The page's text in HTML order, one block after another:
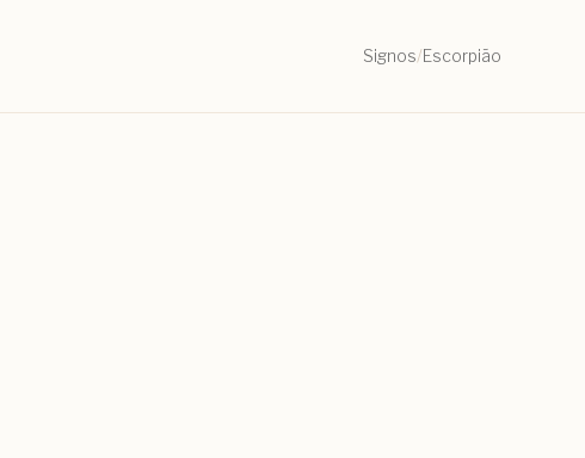
Signos/Escorpião